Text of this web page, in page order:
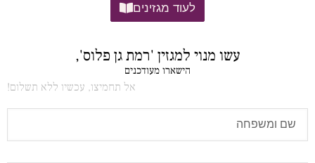
לעוד מגזינים
עשו מנוי למגזין 'רמת גן פלוס',
הישארו מעודכנים
אל תחמיצו, עכשיו ללא תשלום!